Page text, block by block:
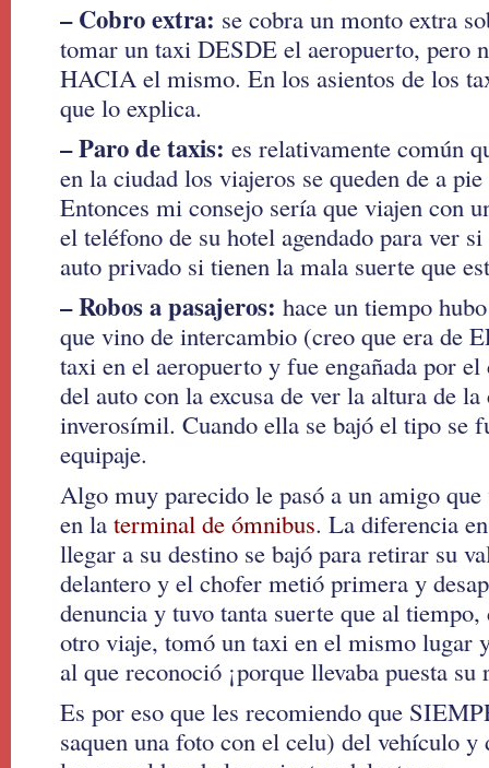
– Cobro extra: se cobra un monto extra
tomar un taxi DESDE el aeropuerto, pero
HACIA el mismo. En los asientos de los
que lo explica.
– Paro de taxis: es relativamente común
en la ciudad los viajeros se queden de a
Entonces mi consejo sería que viajen con
el teléfono de su hotel agendado para ver
auto privado si tienen la mala suerte que
– Robos a pasajeros: hace un tiempo
que vino de intercambio (creo que era de
taxi en el aeropuerto y fue engañada por el
del auto con la excusa de ver la altura de
inverosímil. Cuando ella se bajó el tipo se
equipaje.
Algo muy parecido le pasó a un amigo
en la terminal de ómnibus. La diferencia
llegar a su destino se bajó para retirar su
delantero y el chofer metió primera y
denuncia y tuvo tanta suerte que al tiempo,
otro viaje, tomó un taxi en el mismo lugar
al que reconoció ¡porque llevaba puesta su
Es por eso que les recomiendo que
saquen una foto con el celu) del vehículo y